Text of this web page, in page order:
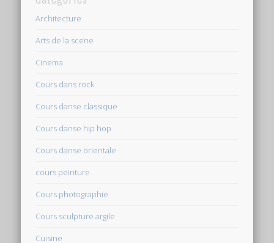
Architecture
Arts de la scene
Cinema
Cours dans rock
Cours danse classique
Cours danse hip hop
Cours danse orientale
cours peinture
Cours photographie
Cours sculpture argile
Cuisine